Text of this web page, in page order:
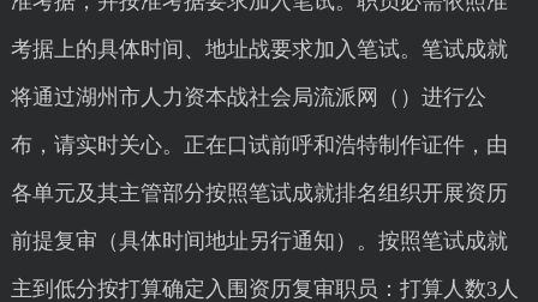
考据上的具体时间、地址战要求加入笔试。笔试成就
将通过湖州市人力资本战社会局流派网（）进行公
布，请实时关心。正在口试前呼和浩特制作证件，由
各单元及其主管部分按照笔试成就排名组织开展资历
前提复审（具体时间地址另行通知）。按照笔试成就
主到低分按打算确定入围资历复审职员：打算人数3人